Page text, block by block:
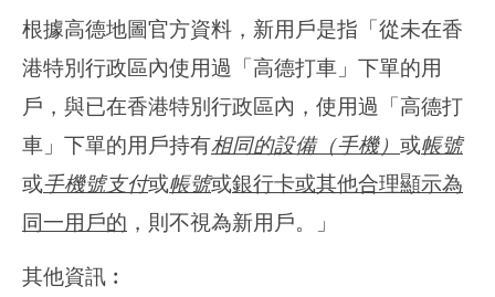
根據高德地圖官方資料，新用戶是指「從未在香
港特別行政區內使用過「高德打車」下單的用
戶，與已在香港特別行政區內，使用過「高德打
車」下單的用戶持有相同的設備（手機） 或帳號
或手機號支付或帳號或銀行卡或其他合理顯示為
同一用戶的 ，則不視為新用戶。」
其他資訊︰